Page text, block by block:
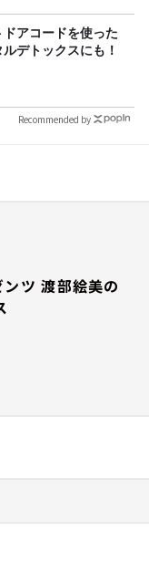
アコードを使った
デトックスにも！
Recommended by
ツ 渡部絵美の